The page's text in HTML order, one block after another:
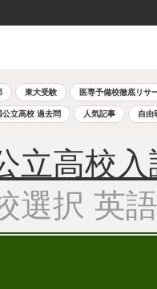
東大受験 医専予備校徹底リサ
公立高校 過去問 人気記事 自由
立高校入
選択 英